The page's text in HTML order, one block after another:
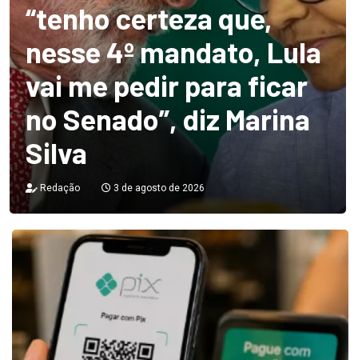
“tenho certeza que,
nesse 4º mandato, Lula
vai me pedir para ficar
no Senado”, diz Marina
Silva
Redação 3 de agosto de 2026